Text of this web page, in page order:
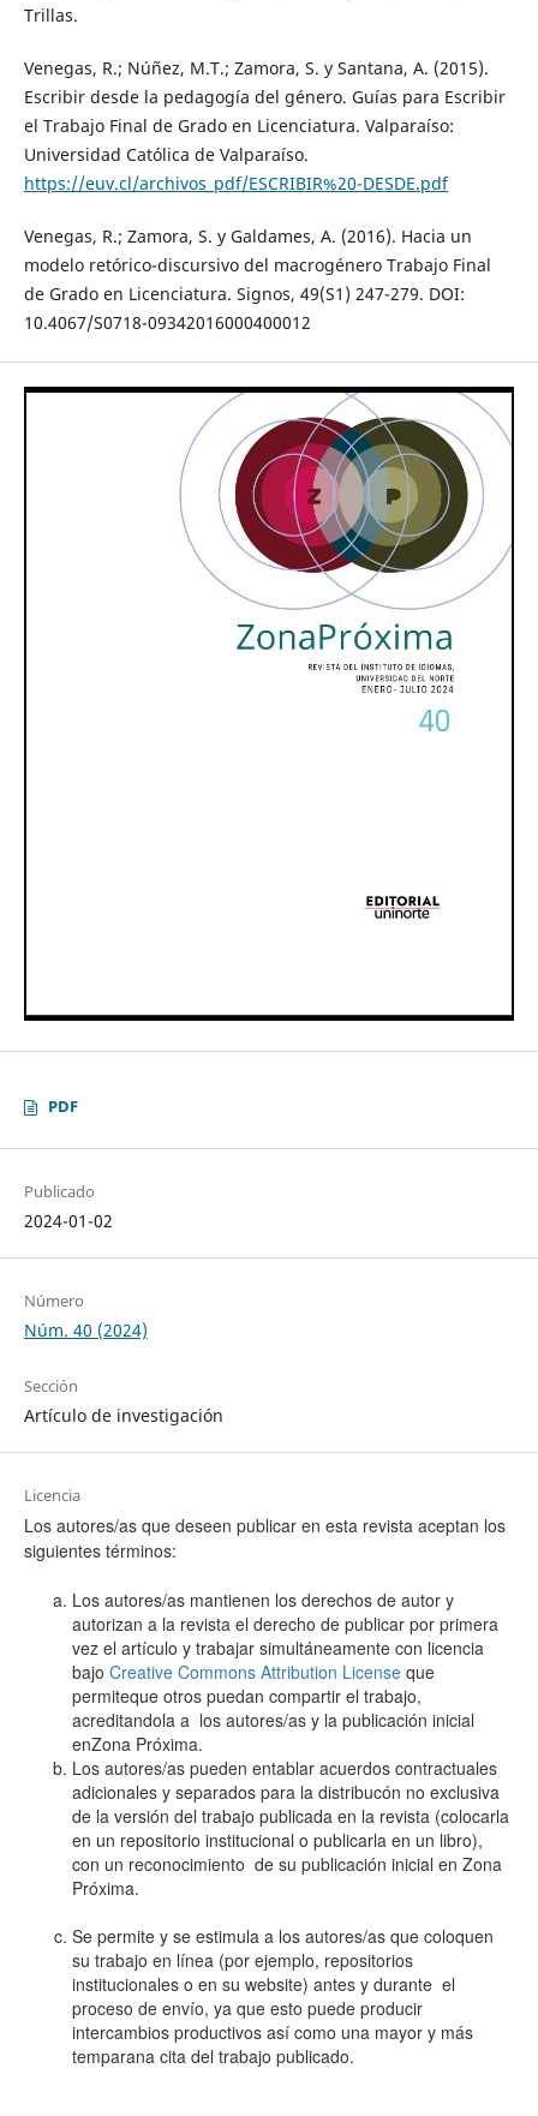
Trillas.
Venegas, R.; Núñez, M.T.; Zamora, S. y Santana, A. (2015).
Escribir desde la pedagogía del género. Guías para Escribir
el Trabajo Final de Grado en Licenciatura. Valparaíso:
Universidad Católica de Valparaíso.
https://euv.cl/archivos_pdf/ESCRIBIR%20-DESDE.pdf
Venegas, R.; Zamora, S. y Galdames, A. (2016). Hacia un
modelo retórico-discursivo del macrogénero Trabajo Final
de Grado en Licenciatura. Signos, 49(S1) 247-279. DOI:
10.4067/S0718-09342016000400012
PDF
Publicado
2024-01-02
Número
Núm. 40 (2024)
Sección
Artículo de investigación
Licencia
Los autores/as que deseen publicar en esta revista aceptan los
siguientes términos:
Los autores/as mantienen los derechos de autor y
autorizan a la revista el derecho de publicar por primera
vez el artículo y trabajar simultáneamente con licencia
bajo Creative Commons Attribution Licenseque
permiteque otros puedan compartir el trabajo,
acreditandola a los autores/as y la publicación inicial
enZona Próxima.
Los autores/as pueden entablar acuerdos contractuales
adicionales y separados para la distribucón no exclusiva
de la versión del trabajo publicada en la revista (colocarla
en un repositorio institucional o publicarla en un libro),
con un reconocimiento de su publicación inicial en Zona
Próxima.
Se permite y se estimula a los autores/as que coloquen
su trabajo en línea (por ejemplo, repositorios
institucionales o en su website) antes y durante el
proceso de envío, ya que esto puede producir
intercambios productivos así como una mayor y más
temparana cita del trabajo publicado.